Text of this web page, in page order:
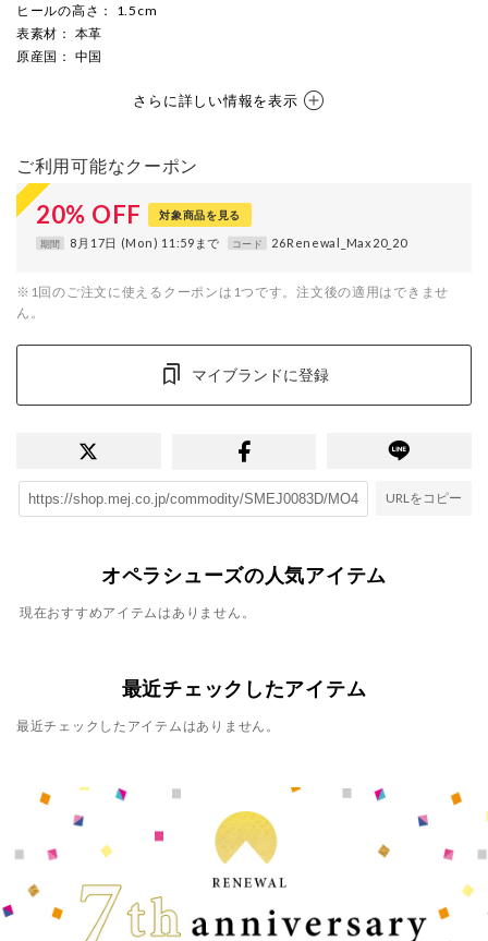
ヒールの高さ ： 1.5cm
表素材 ： 本革
原産国 ： 中国
さらに詳しい情報を表示
ご利用可能なクーポン
20% OFF 対象商品を見る
期間 8月17日 (Mon) 11:59まで コード 26Renewal_Max20_20
※1回のご注文に使えるクーポンは1つです。注文後の適用はできませ
ん。
マイブランドに登録
URLをコピー
オペラシューズの人気アイテム
現在おすすめアイテムはありません。
最近チェックしたアイテム
最近チェックしたアイテムはありません。